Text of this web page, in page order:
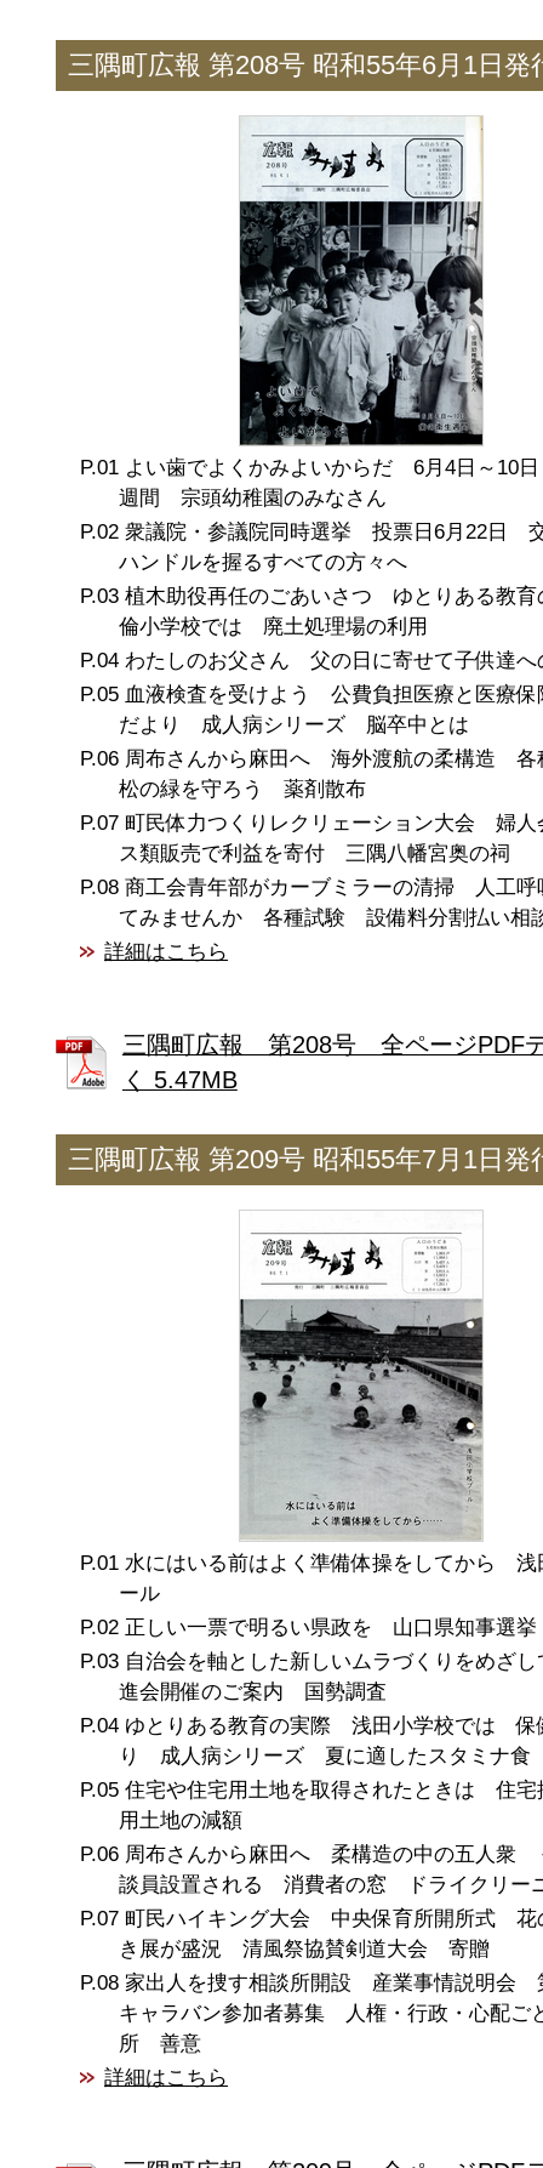
三隅町広報 第208号 昭和55年6月1日発
よい歯でよくかみよいからだ 6月4日～10
週間 宗頭幼稚園のみなさん
衆議院・参議院同時選挙 投票日6月22日
ハンドルを握るすべての方々へ
植木助役再任のごあいさつ ゆとりある教
倫小学校では 廃土処理場の利用
わたしのお父さん 父の日に寄せて子供達へ
血液検査を受けよう 公費負担医療と医療
だより 成人病シリーズ 脳卒中とは
周布さんから麻田へ 海外渡航の柔構造
松の緑を守ろう 薬剤散布
町民体力つくりレクリェーション大会 婦人
ス類販売で利益を寄付 三隅八幡宮奥の祠
商工会青年部がカーブミラーの清掃 人工呼
てみませんか 各種試験 設備料分割払い
詳細はこちら
三隅町広報 第208号 全ページPDF
く 5.47MB
三隅町広報 第209号 昭和55年7月1日発
水にはいる前はよく準備体操をしてから 浅
ール
正しい一票で明るい県政を 山口県知事選挙
自治会を軸とした新しいムラづくりをめざ
進会開催のご案内 国勢調査
ゆとりある教育の実際 浅田小学校では 保
り 成人病シリーズ 夏に適したスタミナ食
住宅や住宅用土地を取得されたときは 住
用土地の減額
周布さんから麻田へ 柔構造の中の五人衆
談員設置される 消費者の窓 ドライクリー
町民ハイキング大会 中央保育所開所式 花
き展が盛況 清風祭協賛剣道大会 寄贈
家出人を捜す相談所開設 産業事情説明会
キャラバン参加者募集 人権・行政・心配ご
所 善意
詳細はこちら